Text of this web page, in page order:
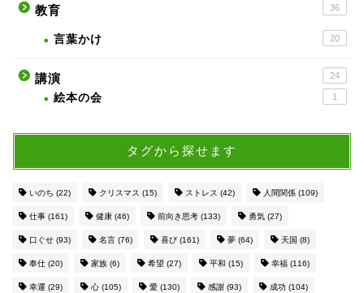
教育 36
言葉かけ 20
講演 24
絵本の会 1
タグから探せます
いのち (22) クリスマス (15) ストレス (42) 人間関係 (109)
仕事 (161) 健康 (46) 前向き思考 (133) 勇気 (27)
口ぐせ (93) 名言 (76) 喜び (161) 夢 (64) 天国 (8)
奉仕 (20) 家族 (6) 希望 (27) 平和 (15) 幸福 (116)
幸運 (29) 心 (105) 愛 (130) 感謝 (93) 成功 (104)